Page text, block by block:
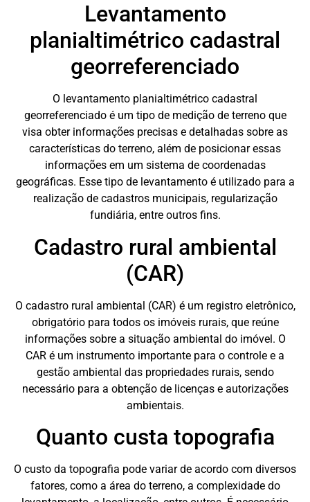
Levantamento
planialtimétrico cadastral
georreferenciado
O levantamento planialtimétrico cadastral
georreferenciado é um tipo de medição de terreno que
visa obter informações precisas e detalhadas sobre as
características do terreno, além de posicionar essas
informações em um sistema de coordenadas
geográficas. Esse tipo de levantamento é utilizado para a
realização de cadastros municipais, regularização
fundiária, entre outros fins.
Cadastro rural ambiental
(CAR)
O cadastro rural ambiental (CAR) é um registro eletrônico,
obrigatório para todos os imóveis rurais, que reúne
informações sobre a situação ambiental do imóvel. O
CAR é um instrumento importante para o controle e a
gestão ambiental das propriedades rurais, sendo
necessário para a obtenção de licenças e autorizações
ambientais.
Quanto custa topografia
O custo da topografia pode variar de acordo com diversos
fatores, como a área do terreno, a complexidade do